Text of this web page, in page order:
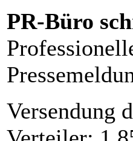
PR-Büro
Versendung